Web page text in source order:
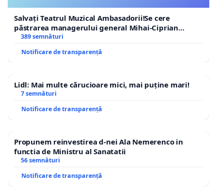
Salvați Teatrul Muzical Ambasadorii!Se cere
păstrarea managerului general Mihai-Ciprian
ROGOJAN
389 semnături
Notificare de transparență
Lidl: Mai multe cărucioare mici, mai puține mari!
7 semnături
Notificare de transparență
Propunem reinvestirea d-nei Ala Nemerenco in
functia de Ministru al Sanatatii
56 semnături
Notificare de transparență